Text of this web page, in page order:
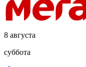
8 августа
суббота